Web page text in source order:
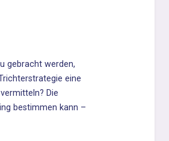
gebracht werden,
erstrategie eine
Die
bestimmen kann –